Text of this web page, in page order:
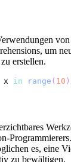
von
um
erstellen.
x in range ( 10 )
es, eine
zu bewältigen.